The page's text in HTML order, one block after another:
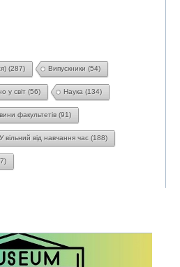
(287) Випускники (54)
у світ (56) Наука (134)
факультетів (91)
У вільний від навчання час (188)